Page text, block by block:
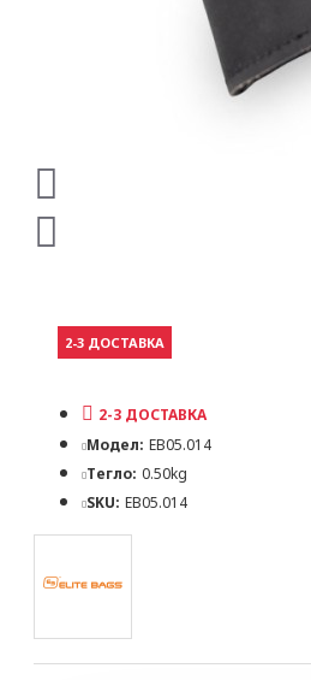
2-3 ДОСТАВКА
2-3 ДОСТАВКА
Модел: EB05.014
Тегло: 0.50kg
SKU: EB05.014